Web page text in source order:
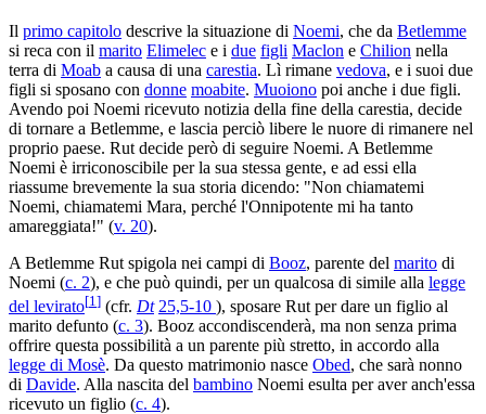
Il primo capitolo descrive la situazione di Noemi, che da Betlemme
si reca con il marito Elimelec e i due figli Maclon e Chilion nella
terra di Moab a causa di una carestia. Lì rimane vedova, e i suoi due
figli si sposano con donne moabite. Muoiono poi anche i due figli.
Avendo poi Noemi ricevuto notizia della fine della carestia, decide
di tornare a Betlemme, e lascia perciò libere le nuore di rimanere nel
proprio paese. Rut decide però di seguire Noemi. A Betlemme
Noemi è irriconoscibile per la sua stessa gente, e ad essi ella
riassume brevemente la sua storia dicendo: "Non chiamatemi
Noemi, chiamatemi Mara, perché l'Onnipotente mi ha tanto
amareggiata!" (v. 20).
A Betlemme Rut spigola nei campi di Booz, parente del marito di
Noemi (c. 2), e che può quindi, per un qualcosa di simile alla legge
del levirato[1 ] (cfr. Dt 25,5-10 ), sposare Rut per dare un figlio al
marito defunto (c. 3). Booz accondiscenderà, ma non senza prima
offrire questa possibilità a un parente più stretto, in accordo alla
legge di Mosè. Da questo matrimonio nasce Obed, che sarà nonno
di Davide. Alla nascita del bambino Noemi esulta per aver anch'essa
ricevuto un figlio (c. 4).